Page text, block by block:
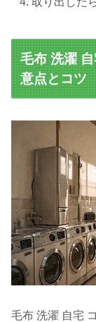
毛布 洗濯
意点とコツ
毛布 洗濯 自宅